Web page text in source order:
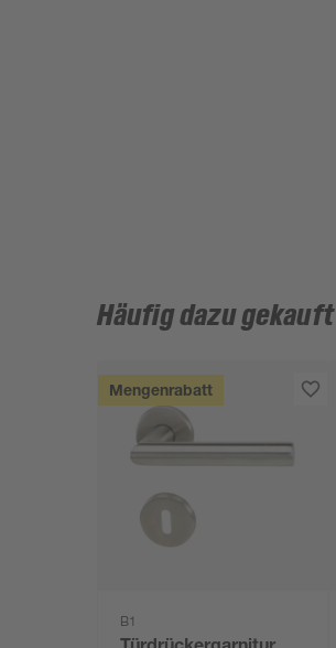
Häufig dazu gekauft
Mengenrabatt
B1